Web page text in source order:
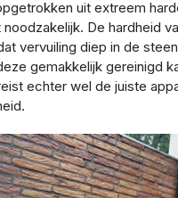
uit extreem
noodzakelijk. De hardheid
vervuiling diep in de
gemakkelijk gereinigd
echter wel de juiste